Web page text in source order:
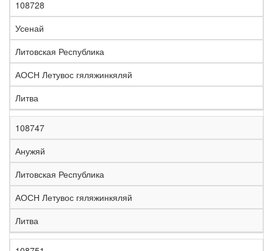
108728
Усенай
Литовская Республика
АОСН Летувос гяляжинкяляй
Литва
108747
Анужяй
Литовская Республика
АОСН Летувос гяляжинкяляй
Литва